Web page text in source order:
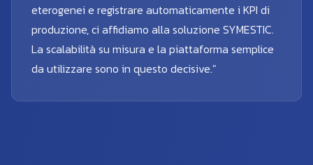
eterogenei e registrare automaticamente i KPI di
produzione, ci affidiamo alla soluzione SYMESTIC.
La scalabilità su misura e la piattaforma semplice
da utilizzare sono in questo decisive."